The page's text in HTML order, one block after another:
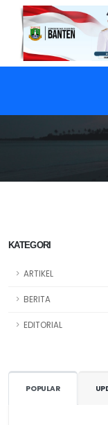
KATEGORI
ARTIKEL
BERITA
EDITORIAL
POPULAR